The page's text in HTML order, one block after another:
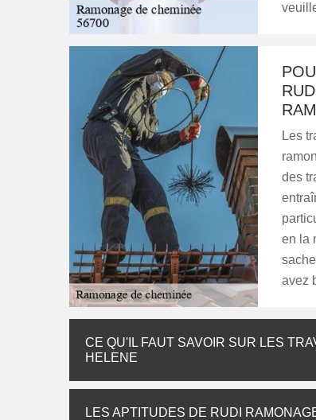
Les
des
en la
avez
CE QU'IL FAUT SAVOIR SUR LES
HELENE
LES APTITUDES DE RUDI